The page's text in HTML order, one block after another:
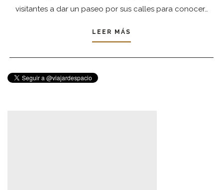
visitantes a dar un paseo por sus calles para conocer…
LEER MÁS